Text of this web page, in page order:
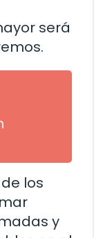
será
los
y